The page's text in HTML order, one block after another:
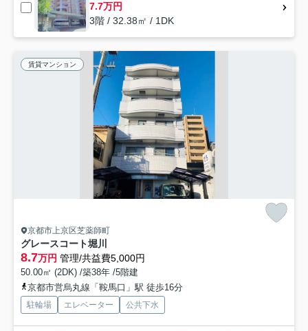
7.7万円
3階 / 32.38㎡ / 1DK
賃貸マンション
京都市上京区芝薬師町
グレースコート堀川
8.7万円 管理/共益費5,000円
50.00㎡ (2DK) /築38年 /5階建
京都市営烏丸線「鞍馬口」駅 徒歩16分
駐輪場 エレベーター 公共下水